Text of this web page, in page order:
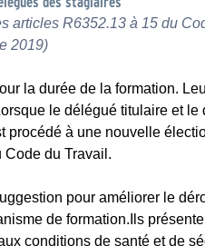
articles R6352.13 à 15 du
2019)
la durée de la formation.
le délégué titulaire et
procédé à une nouvelle
Code du Travail.
pour améliorer le
de formation.Ils
conditions de santé et de